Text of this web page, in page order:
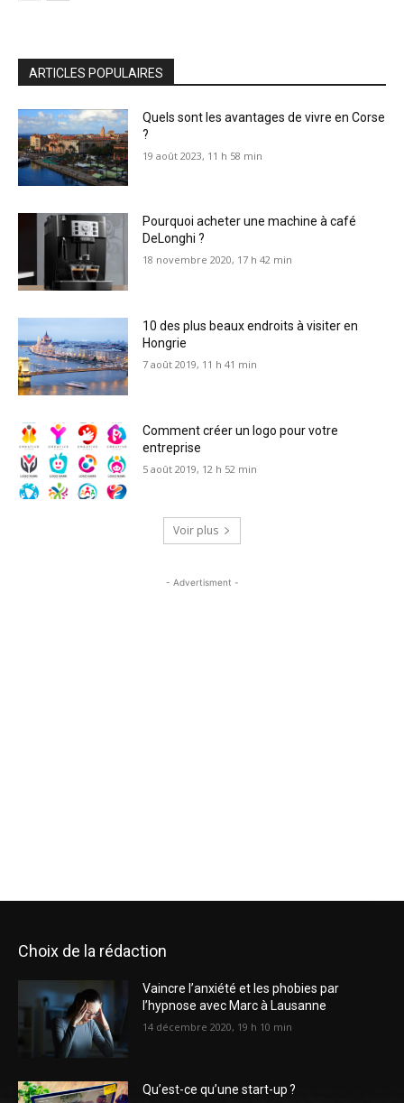
ARTICLES POPULAIRES
Quels sont les avantages de vivre en Corse
?
19 août 2023, 11 h 58 min
Pourquoi acheter une machine à café
DeLonghi ?
18 novembre 2020, 17 h 42 min
10 des plus beaux endroits à visiter en
Hongrie
7 août 2019, 11 h 41 min
Comment créer un logo pour votre
entreprise
5 août 2019, 12 h 52 min
Voir plus
- Advertisment -
Choix de la rédaction
Vaincre l’anxiété et les phobies par
l’hypnose avec Marc à Lausanne
14 décembre 2020, 19 h 10 min
Qu’est-ce qu’une start-up ?